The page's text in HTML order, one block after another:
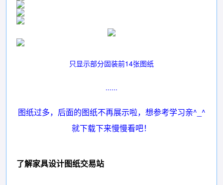
只显示部分固装前14张图纸
......
图纸过多，后面的图纸不再展示啦，想参考学习亲^_^
就下载下来慢慢看吧！
了解家具设计图纸交易站